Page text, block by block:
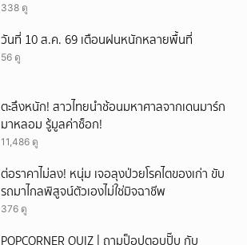
338 ดู
วันที่ 10 ส.ค. 69 เตือนฝนหนักหลายพื้นที่
56 ดู
ตะลึงหนัก! สาวไทยนำช้อนมหาศาลจากเดนมาร์ก
มาหลอม รู้มูลค่าช็อก!
11,486 ดู
ต่อราคาไม่ลง! หนุ่ม เจอลุงป่วยโรคไตของเก่า ขับ
รถมาไกลพิสูจน์ตัวเองไม่ใช่มิจฉาชีพ
376 ดู
POPCORNER QUIZ | ถามป็อปตอบปั๊บ กับ